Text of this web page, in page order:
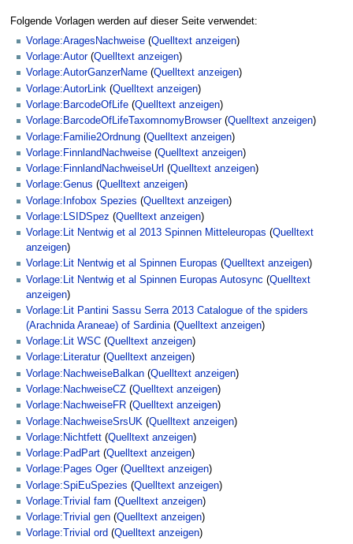
Folgende Vorlagen werden auf dieser Seite verwendet:
Vorlage:AragesNachweise (Quelltext anzeigen)
Vorlage:Autor(Quelltext anzeigen)
Vorlage:AutorGanzerName (Quelltext anzeigen)
Vorlage:AutorLink (Quelltext anzeigen)
Vorlage:BarcodeOfLife (Quelltext anzeigen)
Vorlage:BarcodeOfLifeTaxomnomyBrowser(Quelltext anzeigen)
Vorlage:Familie2Ordnung (Quelltext anzeigen)
Vorlage:FinnlandNachweise (Quelltext anzeigen)
Vorlage:FinnlandNachweiseUrl (Quelltext anzeigen)
Vorlage:Genus (Quelltext anzeigen)
Vorlage:Infobox Spezies (Quelltext anzeigen)
Vorlage:LSIDSpez (Quelltext anzeigen)
Vorlage:Lit Nentwig et al 2013 Spinnen Mitteleuropas (Quelltext
anzeigen)
Vorlage:Lit Nentwig et al Spinnen Europas (Quelltext anzeigen)
Vorlage:Lit Nentwig et al Spinnen Europas Autosync (Quelltext
anzeigen)
Vorlage:Lit Pantini Sassu Serra 2013 Catalogue of the spiders
(Arachnida Araneae) of Sardinia(Quelltext anzeigen)
Vorlage:Lit WSC (Quelltext anzeigen)
Vorlage:Literatur(Quelltext anzeigen)
Vorlage:NachweiseBalkan (Quelltext anzeigen)
Vorlage:NachweiseCZ (Quelltext anzeigen)
Vorlage:NachweiseFR (Quelltext anzeigen)
Vorlage:NachweiseSrsUK (Quelltext anzeigen)
Vorlage:Nichtfett (Quelltext anzeigen)
Vorlage:PadPart (Quelltext anzeigen)
Vorlage:Pages Oger(Quelltext anzeigen)
Vorlage:SpiEuSpezies (Quelltext anzeigen)
Vorlage:Trivial fam (Quelltext anzeigen)
Vorlage:Trivial gen (Quelltext anzeigen)
Vorlage:Trivial ord (Quelltext anzeigen)